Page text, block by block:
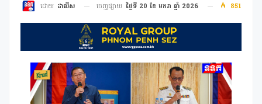
ដោយ ដាលីស ចេញផ្សាយ ថ្ងៃទី 20 ខែ មករា ឆ្នាំ 2026 851